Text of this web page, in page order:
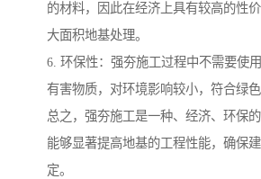
的材料，因此在经济上具有较高的性
大面积地基处理。
6. 环保性：强夯施工过程中不需要使
有害物质，对环境影响较小，符合绿色
总之，强夯施工是一种、经济、环保的
能够显著提高地基的工程性能，确保
定。